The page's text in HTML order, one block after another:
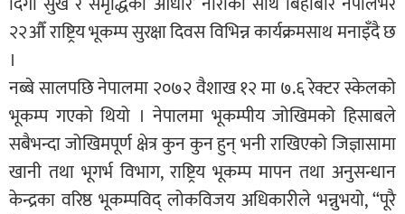
२२औँ राष्ट्रिय भूकम्प सुरक्षा दिवस विभिन्न कार्यक्रमसाथ मनाइँदै छ
।
नब्बे सालपछि नेपालमा २०७२ वैशाख १२ मा ७.६ रेक्टर स्केलको
भूकम्प गएको थियो । नेपालमा भूकम्पीय जोखिमको हिसाबले
सबैभन्दा जोखिमपूर्ण क्षेत्र कुन कुन हुन् भनी राखिएको जिज्ञासामा
खानी तथा भूगर्भ विभाग, राष्ट्रिय भूकम्प मापन तथा अनुसन्धान
केन्द्रका वरिष्ठ भूकम्पविद् लोकविजय अधिकारीले भन्नुभयो, “पूरै